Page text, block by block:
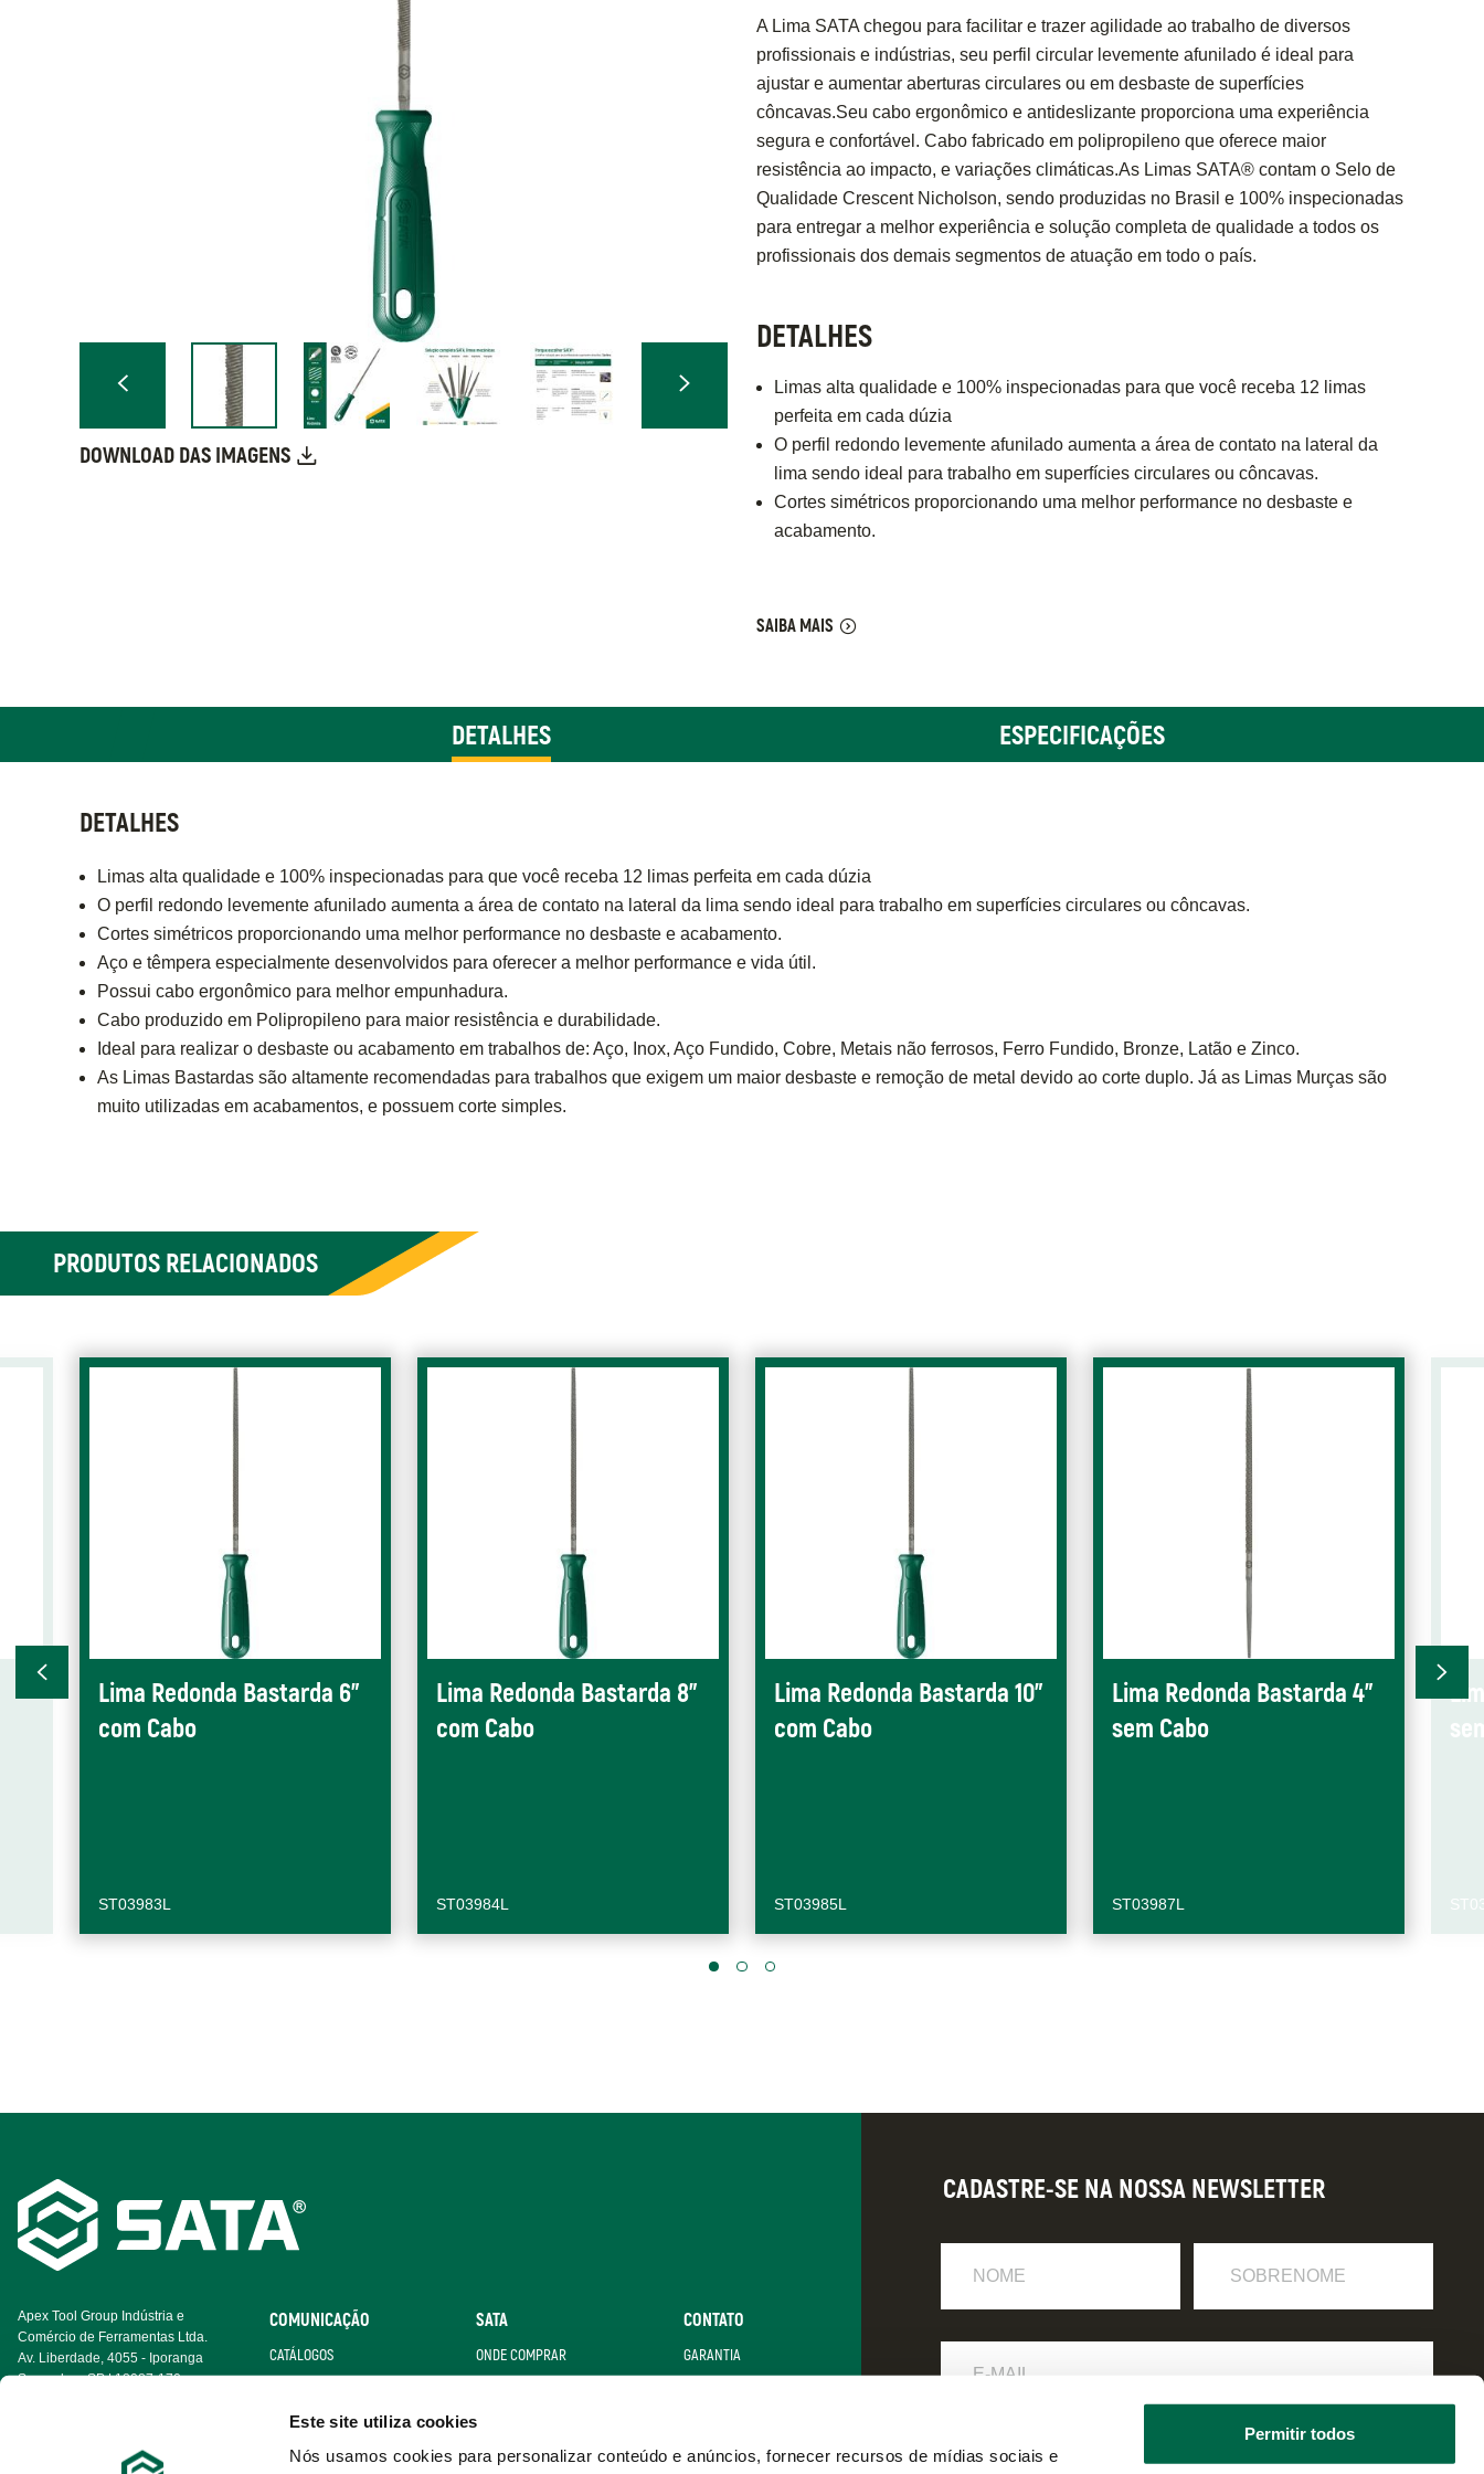
Este site utiliza cookies
Nós usamos cookies para personalizar conteúdo e anúncios, fornecer recursos de mídias sociais e
Permitir todos
DOWNLOAD DAS IMAGENS
A Lima SATA chegou para facilitar e trazer agilidade ao trabalho de diversos
profissionais e indústrias, seu perfil circular levemente afunilado é ideal para
ajustar e aumentar aberturas circulares ou em desbaste de superfícies
côncavas.Seu cabo ergonômico e antideslizante proporciona uma experiência
segura e confortável. Cabo fabricado em polipropileno que oferece maior
resistência ao impacto, e variações climáticas.As Limas SATA® contam o Selo de
Qualidade Crescent Nicholson, sendo produzidas no Brasil e 100% inspecionadas
para entregar a melhor experiência e solução completa de qualidade a todos os
profissionais dos demais segmentos de atuação em todo o país.
DETALHES
Limas alta qualidade e 100% inspecionadas para que você receba 12 limas
perfeita em cada dúzia
O perfil redondo levemente afunilado aumenta a área de contato na lateral da
lima sendo ideal para trabalho em superfícies circulares ou côncavas.
Cortes simétricos proporcionando uma melhor performance no desbaste e
acabamento.
SAIBA MAIS
DETALHES ESPECIFICAÇÕES
DETALHES
Limas alta qualidade e 100% inspecionadas para que você receba 12 limas perfeita em cada dúzia
O perfil redondo levemente afunilado aumenta a área de contato na lateral da lima sendo ideal para trabalho em superfícies circulares ou côncavas.
Cortes simétricos proporcionando uma melhor performance no desbaste e acabamento.
Aço e têmpera especialmente desenvolvidos para oferecer a melhor performance e vida útil.
Possui cabo ergonômico para melhor empunhadura.
Cabo produzido em Polipropileno para maior resistência e durabilidade.
Ideal para realizar o desbaste ou acabamento em trabalhos de: Aço, Inox, Aço Fundido, Cobre, Metais não ferrosos, Ferro Fundido, Bronze, Latão e Zinco.
As Limas Bastardas são altamente recomendadas para trabalhos que exigem um maior desbaste e remoção de metal devido ao corte duplo. Já as Limas Murças são
muito utilizadas em acabamentos, e possuem corte simples.
PRODUTOS RELACIONADOS
Lima Redonda Bastarda 6"
com Cabo
ST03983L
Lima Redonda Bastarda 8"
com Cabo
ST03984L
Lima Redonda Bastarda 10"
com Cabo
ST03985L
Lima Redonda Bastarda 4"
sem Cabo
ST03987L
Footer
Navigation
Apex Tool Group Indústria e
Comércio de Ferramentas Ltda.
Av. Liberdade, 4055 - Iporanga
Sorocaba - SP | 18087-170
COMUNICAÇÃO
CATÁLOGOS
GALERIA DE VÍDEO
SATA
ONDE COMPRAR
CONTATO
GARANTIA
CADASTRE-SE NA NOSSA NEWSLETTER
Mail
Eu li e estou de acordo com a